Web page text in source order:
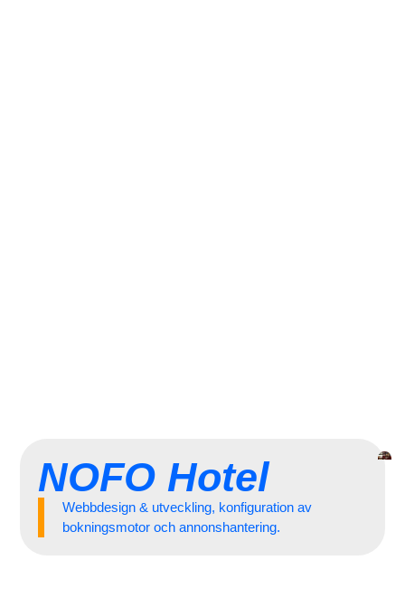
NOFO Hotel
Webbdesign & utveckling, konfiguration av
bokningsmotor och annonshantering.